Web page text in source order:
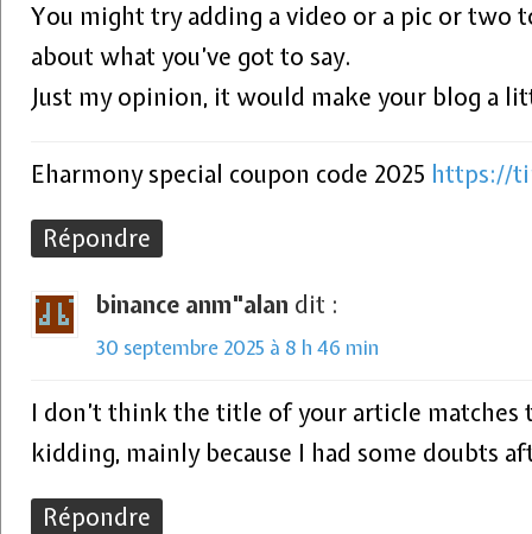
You might try adding a video or a pic or two
about what you’ve got to say.
Just my opinion, it would make your blog a
Eharmony special coupon code 2025 https://
Répondre
binance anm"alan dit :
30 septembre 2025 à 8 h 46 min
I don’t think the title of your article matches
kidding, mainly because I had some doubts
Répondre